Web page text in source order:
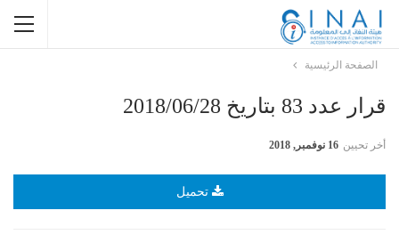
الصفحة الرئيسية
قرار عدد 83 بتاريخ 2018/06/28
أخر تحيين 16 نوفمبر, 2018
تحميل